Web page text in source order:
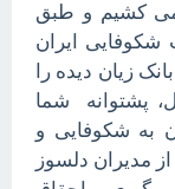
کشیم و طبق
ایران
زیان دیده را
پشتوانه شما
به شکوفایی و
مدیران دلسوز